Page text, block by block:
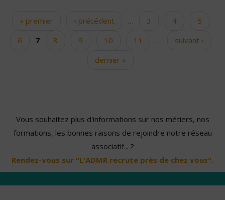
Pages« premier ‹ précédent … 3 4
5
6
7 8 9 10 11 …
suivant ›
dernier »
Vous souhaitez plus d'informations sur nos métiers, nos
formations, les bonnes raisons de rejoindre notre réseau
associatif... ?
Rendez-vous sur "L'ADMR recrute près de chez vous".